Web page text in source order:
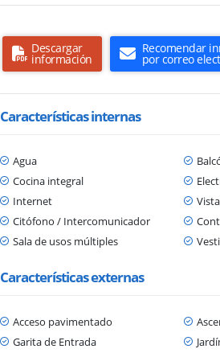
Descargar
información
Recomendar
por correo
Características internas
Agua
Cocina integral
Internet
Citófono / Intercomunicador
Sala de usos múltiples
Características externas
Acceso pavimentado
Garita de Entrada